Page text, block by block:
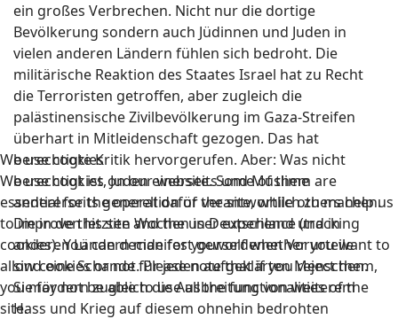
ein großes Verbrechen. Nicht nur die dortige
Bevölkerung sondern auch Jüdinnen und Juden in
vielen anderen Ländern fühlen sich bedroht. Die
militärische Reaktion des Staates Israel hat zu Recht
die Terroristen getroffen, aber zugleich die
palästinensische Zivilbevölkerung im Gaza-Streifen
überhart in Mitleidenschaft gezogen. Das hat
berechtigte Kritik hervorgerufen. Aber: Was nicht
berechtigt ist, Juden einerseits und Muslime
andererseits generell dafür verantwortlich zu machen.
Die in den letzten Wochen in Deutschland und in
anderen Ländern manifest gewordenen Vorurteile
sind eine Schande für jeden aufgeklärten Menschen.
Sie fördern zugleich die Ausbreitung von weiterem
Hass und Krieg auf diesem ohnehin bedrohten
We use cookies
We use cookies on our website. Some of them are
essential for the operation of the site, while others help us
to improve this site and the user experience (tracking
cookies). You can decide for yourself whether you want to
allow cookies or not. Please note that if you reject them,
you may not be able to use all the functionalities of the
site.